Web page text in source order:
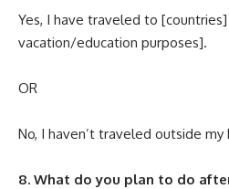
Yes, I have traveled to
vacation/education purposes].
OR
No, I haven’t traveled outside
8. What do you plan to do